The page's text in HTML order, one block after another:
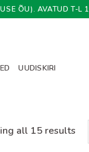
ÕU). AVATUD T-L
UUDISKIRI
all 15 results